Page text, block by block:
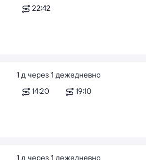
22:42
1 д через 1 д
14:20
ежедневно
19:10
1 д через 1 дежедневно